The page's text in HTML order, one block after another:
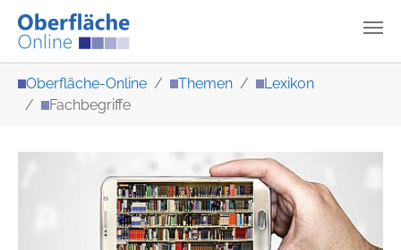
Oberfläche-Online Themen
Lexikon
Fachbegriffe